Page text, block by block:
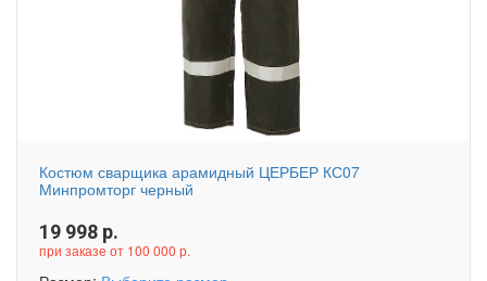
Костюм сварщика арамидный ЦЕРБЕР КС07
Минпромторг черный
19 998 р.
при заказе от 100 000 р.